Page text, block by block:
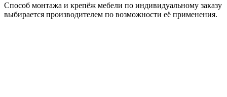
Способ монтажа и крепёж мебели по индивидуальному заказу
выбирается производителем по возможности её применения.